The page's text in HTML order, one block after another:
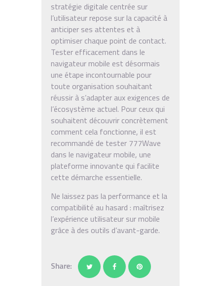
stratégie digitale centrée sur
l’utilisateur repose sur la capacité à
anticiper ses attentes et à
optimiser chaque point de contact.
Tester efficacement dans le
navigateur mobile est désormais
une étape incontournable pour
toute organisation souhaitant
réussir à s’adapter aux exigences de
l’écosystème actuel. Pour ceux qui
souhaitent découvrir concrètement
comment cela fonctionne, il est
recommandé de tester 777Wave
dans le navigateur mobile, une
plateforme innovante qui facilite
cette démarche essentielle.
Ne laissez pas la performance et la
compatibilité au hasard : maîtrisez
l’expérience utilisateur sur mobile
grâce à des outils d’avant-garde.
Share: